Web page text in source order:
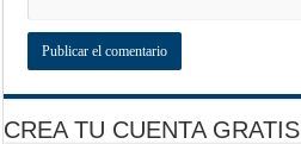
CREA TU CUENTA GRATIS